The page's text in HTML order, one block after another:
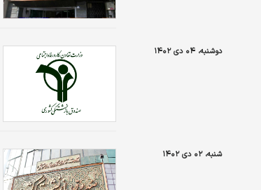
دوشنبه، ۰۴ دی ۱۴۰۲
شنبه، ۰۲ دی ۱۴۰۲